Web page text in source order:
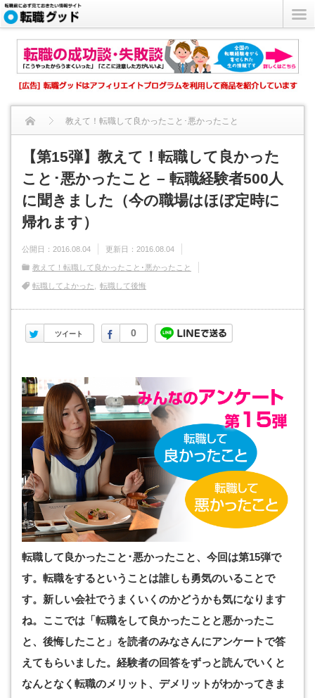
教えて！転職して良かったこと･悪かったこと
【第15弾】教えて！転職して良かったこと･悪かったこと &#...
【第15弾】教えて！転職して良かった
こと･悪かったこと – 転職経験者500人
に聞きました（今の職場はほぼ定時に
帰れます）
公開日： 2016.08.04 更新日： 2016.08.04
教えて！転職して良かったこと･悪かったこと
転職してよかった 転職して後悔
ツイート
Twitter 0
Facebook
転職して良かったこと･悪かったこと、今回は第15弾で
す。転職をするということは誰しも勇気のいることで
す。新しい会社でうまくいくのかどうかも気になります
ね。ここでは「転職をして良かったことと悪かったこ
と、後悔したこと」を読者のみなさんにアンケートで答
えてもらいました。経験者の回答をずっと読んでいくと
なんとなく転職のメリット、デメリットがわかってきま